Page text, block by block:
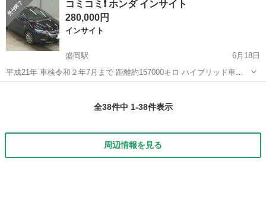
離135,000キロ キーレスキー ナビ バックカメラ アイドリン...
コミコミ❗ ホンダ インサイト
280,000円
インサイト
盛岡駅
6月18日
平成21年 車検令和２年7月まで 距離約157000キロ ハイブリッド車に
なります。(プリウス等々同じ) ETC ・エンジンスターター・ キーレス
全38件中 1-38件表示
周辺情報を見る